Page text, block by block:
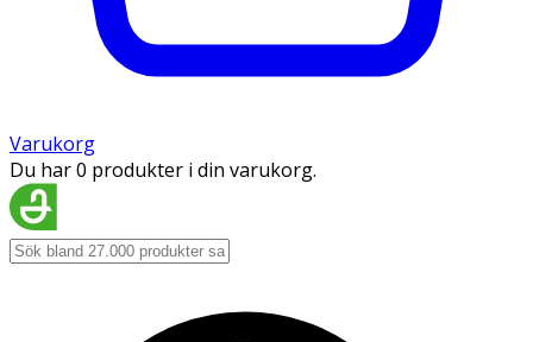
Varukorg
Du har 0 produkter i din varukorg.